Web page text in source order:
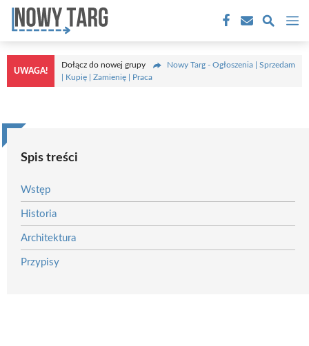
Przejdź
treści
UWAGA!
Dołącz do nowej grupy
Nowy Targ - Ogłoszenia | Sprzedam
| Kupię | Zamienię | Praca
Spis treści
Wstęp
Historia
Architektura
Przypisy